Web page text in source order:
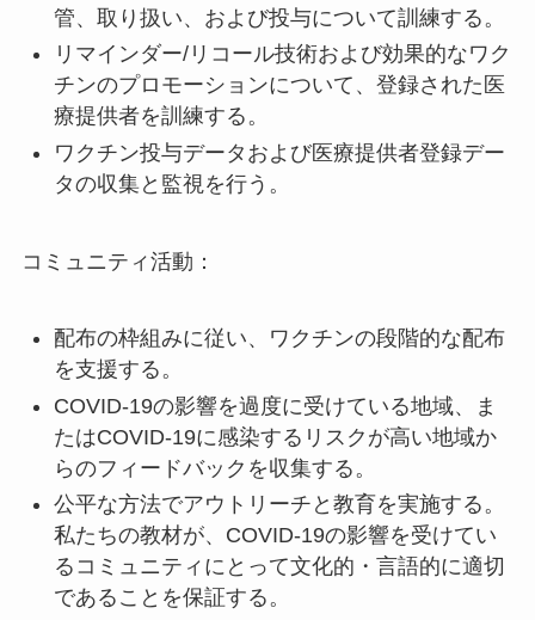
管、取り扱い、および投与について訓練する。
リマインダー/リコール技術および効果的なワク
チンのプロモーションについて、登録された医
療提供者を訓練する。
ワクチン投与データおよび医療提供者登録デー
タの収集と監視を行う。
コミュニティ活動：
配布の枠組みに従い、ワクチンの段階的な配布
を支援する。
COVID-19の影響を過度に受けている地域、ま
たはCOVID-19に感染するリスクが高い地域か
らのフィードバックを収集する。
公平な方法でアウトリーチと教育を実施する。
私たちの教材が、COVID-19の影響を受けてい
るコミュニティにとって文化的・言語的に適切
であることを保証する。